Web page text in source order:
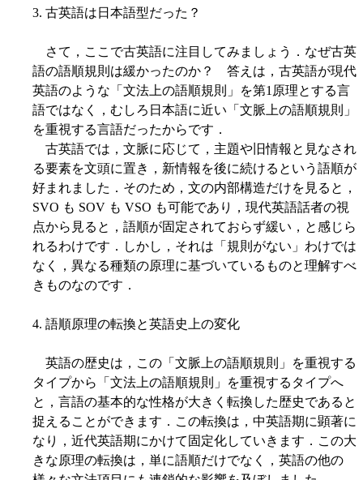
3. 古英語は日本語型だった？
さて，ここで古英語に注目してみましょう．なぜ古英
語の語順規則は緩かったのか？ 答えは，古英語が現代
英語のような「文法上の語順規則」を第1原理とする言
語ではなく，むしろ日本語に近い「文脈上の語順規則」
を重視する言語だったからです．
古英語では，文脈に応じて，主題や旧情報と見なされ
る要素を文頭に置き，新情報を後に続けるという語順が
好まれました．そのため，文の内部構造だけを見ると，
SVO も SOV も VSO も可能であり，現代英語話者の視
点から見ると，語順が固定されておらず緩い，と感じら
れるわけです．しかし，それは「規則がない」わけでは
なく，異なる種類の原理に基づいているものと理解すべ
きものなのです．
4. 語順原理の転換と英語史上の変化
英語の歴史は，この「文脈上の語順規則」を重視する
タイプから「文法上の語順規則」を重視するタイプへ
と，言語の基本的な性格が大きく転換した歴史であると
捉えることができます．この転換は，中英語期に顕著に
なり，近代英語期にかけて固定化していきます．この大
きな原理の転換は，単に語順だけでなく，英語の他の